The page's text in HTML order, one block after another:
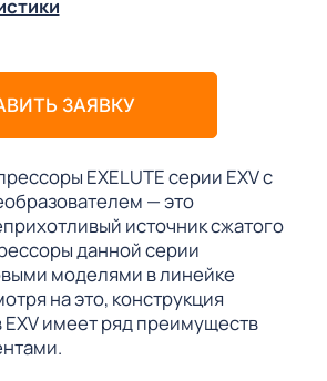
ЗАЯВКУ
EXELUTE серии EXV с
— это
источник сжатого
данной серии
моделями в линейке
на это, конструкция
имеет ряд преимуществ